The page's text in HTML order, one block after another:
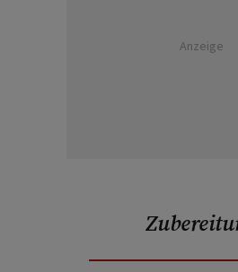
Anzeige